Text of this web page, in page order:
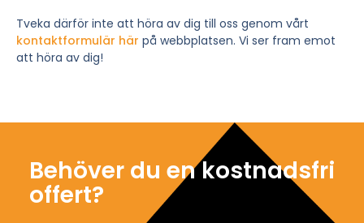
Tveka därför inte att höra av dig till oss genom vårt
kontaktformulär här på webbplatsen. Vi ser fram emot
att höra av dig!
Behöver du en kostnadsfri
offert?